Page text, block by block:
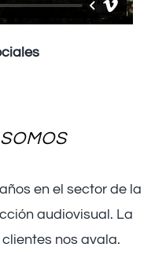
en el sector de la
audiovisual. La
nos avala.